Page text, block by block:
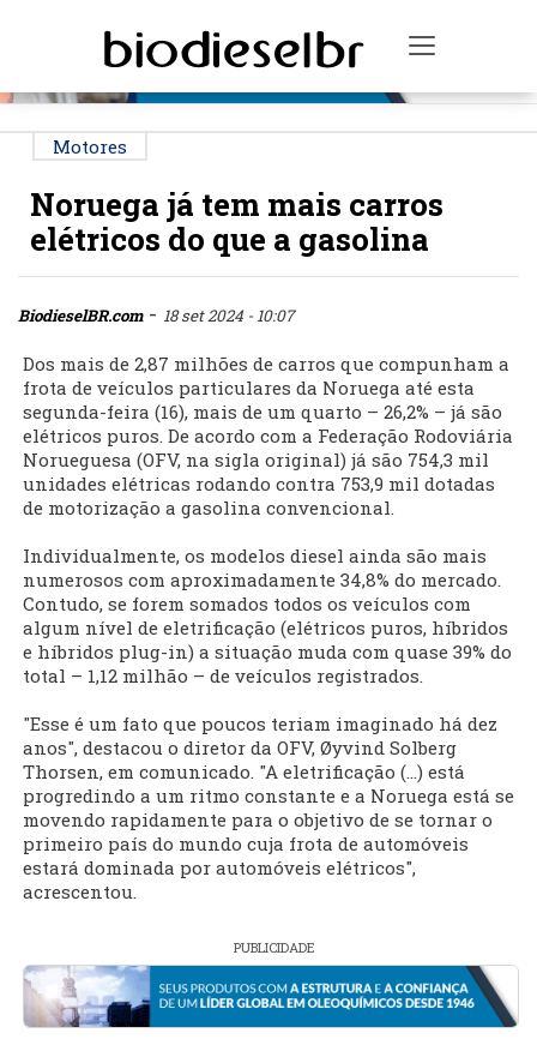
Toggle
Motores
Noruega já tem mais carros
elétricos do que a gasolina
BiodieselBR.com- 18 set 2024 - 10:07
Dos mais de 2,87 milhões de carros que compunham a
frota de veículos particulares da Noruega até esta
segunda-feira (16), mais de um quarto – 26,2% – já são
elétricos puros. De acordo com a Federação Rodoviária
Norueguesa (OFV, na sigla original) já são 754,3 mil
unidades elétricas rodando contra 753,9 mil dotadas
de motorização a gasolina convencional.
Individualmente, os modelos diesel ainda são mais
numerosos com aproximadamente 34,8% do mercado.
Contudo, se forem somados todos os veículos com
algum nível de eletrificação (elétricos puros, híbridos
e híbridos plug-in) a situação muda com quase 39% do
total – 1,12 milhão – de veículos registrados.
"Esse é um fato que poucos teriam imaginado há dez
anos", destacou o diretor da OFV, Øyvind Solberg
Thorsen, em comunicado. "A eletrificação (...) está
progredindo a um ritmo constante e a Noruega está se
movendo rapidamente para o objetivo de se tornar o
primeiro país do mundo cuja frota de automóveis
estará dominada por automóveis elétricos",
acrescentou.
PUBLICIDADE